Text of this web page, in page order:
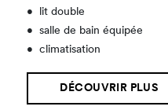
•
lit double
•
salle de bain équipée
•
climatisation
DÉCOUVRIR PLUS